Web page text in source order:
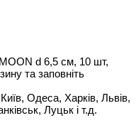
d 6,5 см, 10 шт,
та заповніть
Одеса, Харків, Львів,
Луцьк і т.д.